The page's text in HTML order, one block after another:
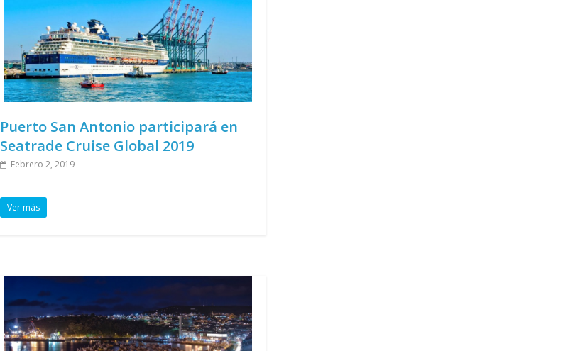
Puerto San Antonio participará en
Seatrade Cruise Global 2019
Febrero 2, 2019
Ver más